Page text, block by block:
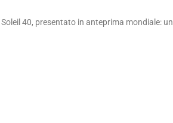
40, presentato in anteprima mondiale: un